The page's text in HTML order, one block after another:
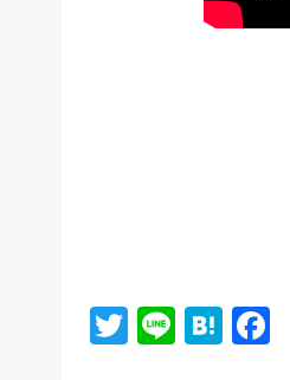
Twitter
Line